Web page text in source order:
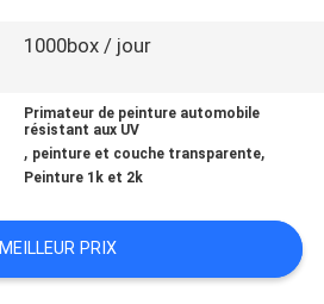
1000box / jour
Primateur de peinture automobile
résistant aux UV
, peinture et couche transparente,
Peinture 1k et 2k
MEILLEUR PRIX